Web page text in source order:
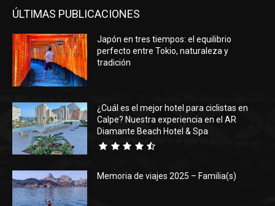
ÚLTIMAS PUBLICACIONES
Japón en tres tiempos: el equilibrio
perfecto entre Tokio, naturaleza y
tradición
¿Cuál es el mejor hotel para ciclistas en
Calpe? Nuestra experiencia en el AR
Diamante Beach Hotel & Spa
Memoria de viajes 2025 – Familia(s)